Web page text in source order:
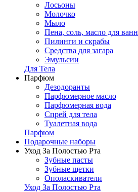
Лосьоны
Молочко
Мыло
Пена, соль, масло для ванн
Пилинги и скрабы
Средства для загара
Эмульсии
Для Тела
Парфюм
Дезодоранты
Парфюмерное масло
Парфюмерная вода
Спрей для тела
Туалетная вода
Парфюм
Подарочные наборы
Уход За Полостью Рта
Зубные пасты
Зубные щетки
Ополаскиватели
Уход За Полостью Рта